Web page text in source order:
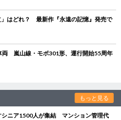
はどれ？ 最新作『永遠の記憶』発売で
両 嵐山線・モボ301形、運行開始55周年
もっと見る
シニア1500人が集結 マンション管理代